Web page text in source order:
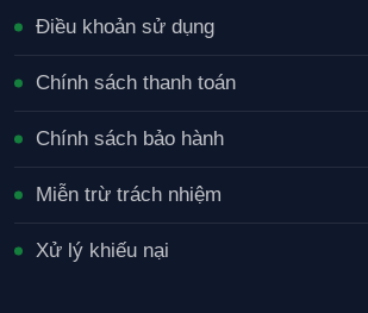
Điều khoản sử dụng
Chính sách thanh toán
Chính sách bảo hành
Miễn trừ trách nhiệm
Xử lý khiếu nại